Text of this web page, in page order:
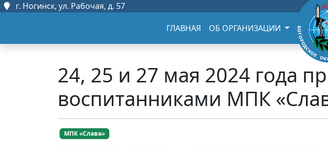
г. Ногинск, ул. Рабочая, д. 57
ГЛАВНАЯ ОБ ОРГАНИЗАЦИИ
24, 25 и 27 мая 2024 года
воспитанниками МПК
МПК «Слава»